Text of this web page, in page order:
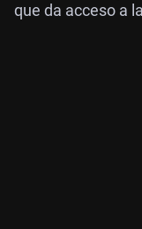
que da acceso a